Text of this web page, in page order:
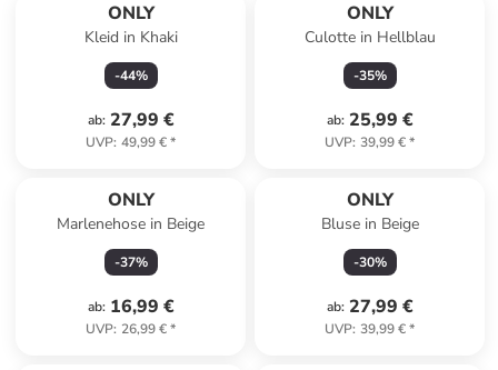
ONLY
Kleid in Khaki
-44%
ab: 27,99 €
UVP: 49,99 €*
ONLY
Culotte in Hellblau
-35%
ab: 25,99 €
UVP: 39,99 €*
ONLY
Marlenehose in Beige
-37%
ab: 16,99 €
UVP: 26,99 €*
ONLY
Bluse in Beige
-30%
ab: 27,99 €
UVP: 39,99 €*